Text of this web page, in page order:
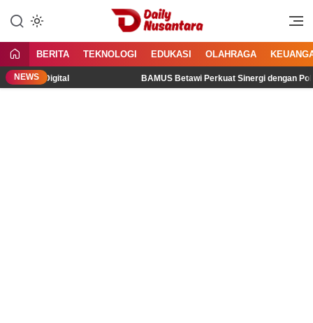
konten
Daily Nusantara
Menyajikan Fakta, Menginspirasi
BERITA TEKNOLOGI EDUKASI OLAHRAGA
NEWS
Ruang Digital BAMUS Betawi Perkuat Sinergi dengan